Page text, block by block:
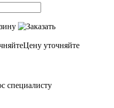
Цену уточняйте